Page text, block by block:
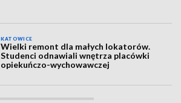
KATOWICE
Wielki remont dla małych lokatorów.
Studenci odnawiali wnętrza placówki
opiekuńczo-wychowawczej